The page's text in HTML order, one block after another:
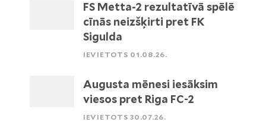
FS Metta-2 rezultatīvā spēlē
cīnās neizšķirti pret FK
Sigulda
IEVIETOTS 01.08.26.
Augusta mēnesi iesāksim
viesos pret Riga FC-2
IEVIETOTS 30.07.26.